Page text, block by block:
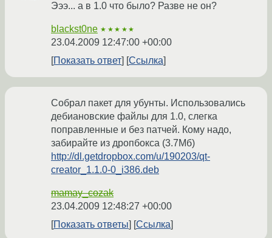
Эээ... а в 1.0 что было? Разве не он?
blackst0ne ★★★★★
23.04.2009 12:47:00 +00:00
Показать ответ
Ссылка
Собрал пакет для убунты. Использовались
дебиановские файлы для 1.0, слегка
поправленные и без патчей. Кому надо,
забирайте из дропбокса (3.7Мб)
http://dl.getdropbox.com/u/190203/qt-
creator_1.1.0-0_i386.deb
mamay_cozak
23.04.2009 12:48:27 +00:00
Показать ответы
Ссылка